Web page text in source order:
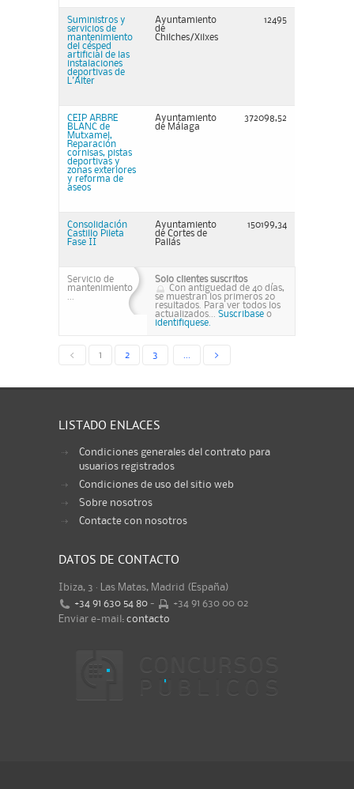
Suministros y
servicios de
mantenimiento
del césped
artificial de las
instalaciones
deportivas de
L'Alter
Ayuntamiento
de
Chilches/Xilxes
12495
CEIP ARBRE
BLANC de
Mutxamel,
Reparación
cornisas, pistas
deportivas y
zonas exteriores
y reforma de
aseos
Ayuntamiento
de Málaga
372098,52
Consolidación
Castillo Pileta
Fase II
Ayuntamiento
de Cortes de
Pallás
150199,34
Servicio de
mantenimiento
Solo clientes suscritos
Con antiguedad de 40 días,
se muestran los primeros 20
resultados. Para ver todos los
actualizados... Suscribase o
identifiquese.
< 1 2 3 >
LISTADO ENLACES
Condiciones generales del contrato para
usuarios registrados
Condiciones de uso del sitio web
Sobre nosotros
Contacte con nosotros
DATOS DE CONTACTO
Ibiza, 3 · Las Matas, Madrid (España)
+34 91 630 54 80 -
+34 91 630 00 02
Enviar e-mail: contacto